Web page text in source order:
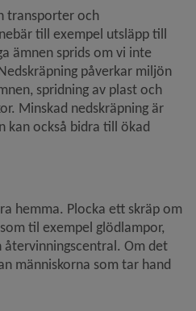
transporter och
till exempel utsläpp till
ämnen sprids om vi inte
påverkar miljön
spridning av plast och
Minskad nedskräpning är
kan också bidra till ökad
hemma. Plocka ett skräp om
til exempel glödlampor,
Om det
människorna som tar hand